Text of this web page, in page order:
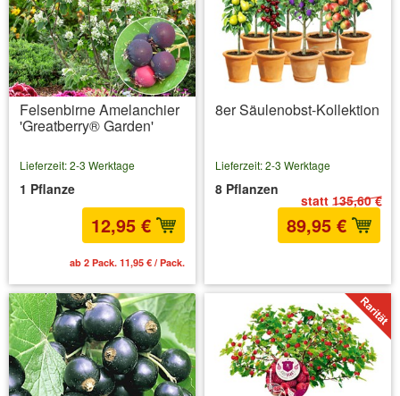
Felsenbirne Amelanchier
'Greatberry® Garden'
Lieferzeit: 2-3 Werktage
1 Pflanze
12,95 €
ab 2 Pack. 11,95 € / Pack.
8er Säulenobst-Kollektion
statt 135,60 €
Lieferzeit: 2-3 Werktage
8 Pflanzen
89,95 €